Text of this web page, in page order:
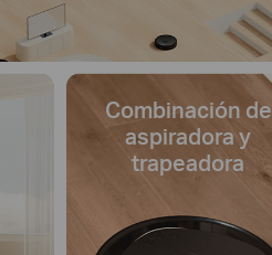
Combinación de
aspiradora y
trapeadora